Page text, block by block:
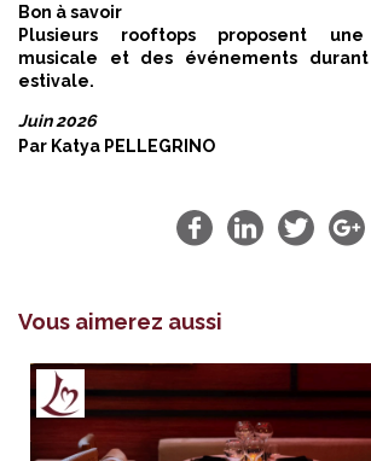
Bon à savoir
Plusieurs rooftops proposent une
musicale et des événements
estivale.
Juin 2026
Par Katya PELLEGRINO
Vous aimerez aussi